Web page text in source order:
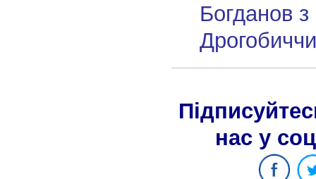
Богданов з
нас у